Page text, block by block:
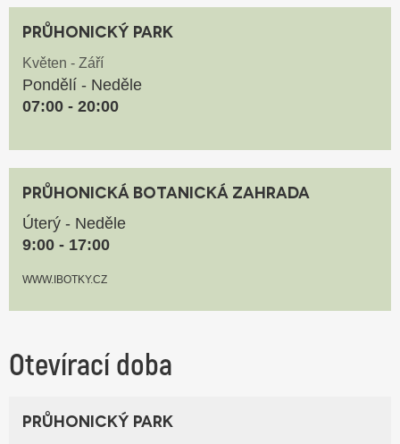
Průhonický park
Květen - Září
Pondělí - Neděle
07:00 - 20:00
Průhonická botanická zahrada
Úterý - Neděle
9:00 - 17:00
WWW.IBOTKY.CZ
Otevírací doba
Průhonický park